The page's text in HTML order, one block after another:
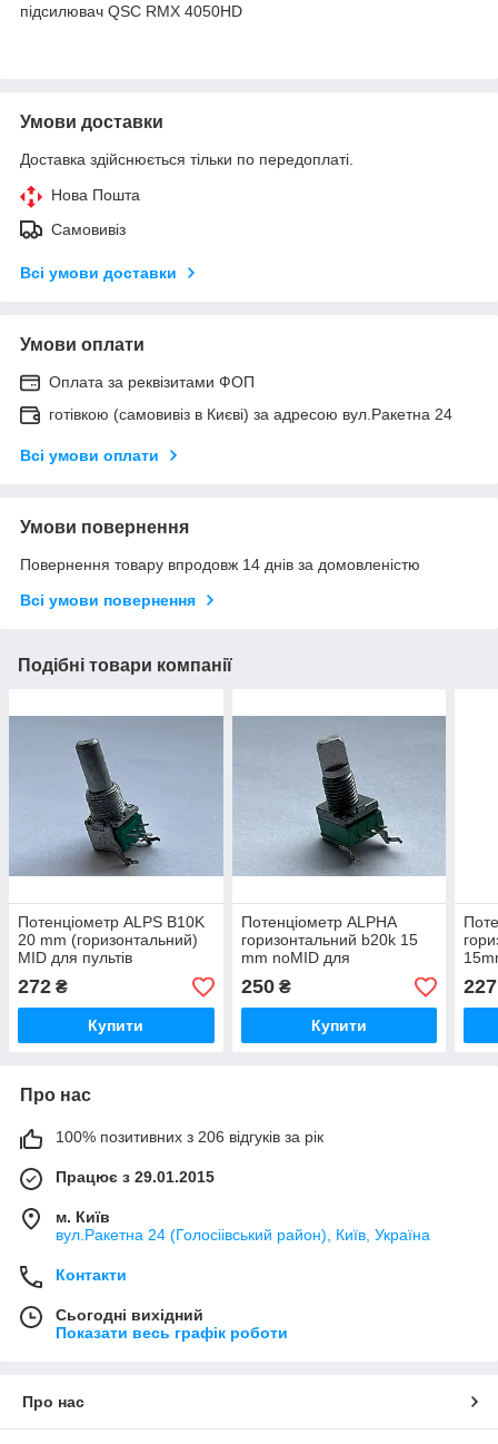
підсилювач QSC RMX 4050HD
Умови доставки
Доставка здійснюється тільки по передоплаті.
Нова Пошта
Самовивіз
Всі умови доставки
Умови оплати
Оплата за реквізитами ФОП
готівкою (самовивіз в Києві) за адресою вул.Ракетна 24
Всі умови оплати
Умови повернення
Повернення товару впродовж 14 днів за домовленістю
Всі умови повернення
Подібні товари компанії
Потенціометр ALPS B10K
20 mm (горизонтальний)
MID для пультів
272 ₴
Купити
Потенціометр ALPHA
горизонтальний b20k 15
mm noMID для
контролерів, TILTA
Nucleus-M
250₴
Купити
227
Про нас
100% позитивних з 206 відгуків за рік
Працює з 29.01.2015
м. Київ
вул.Ракетна 24 (Голосіівський район), Київ, Україна
Контакти
Сьогодні вихідний
Показати весь графік роботи
Про нас